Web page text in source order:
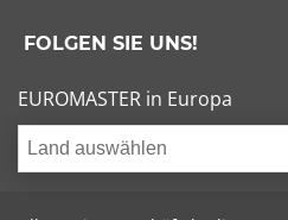
FOLGEN SIE UNS!
EUROMASTER in Europa
Land auswählen